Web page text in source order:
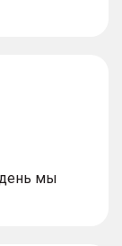
мы